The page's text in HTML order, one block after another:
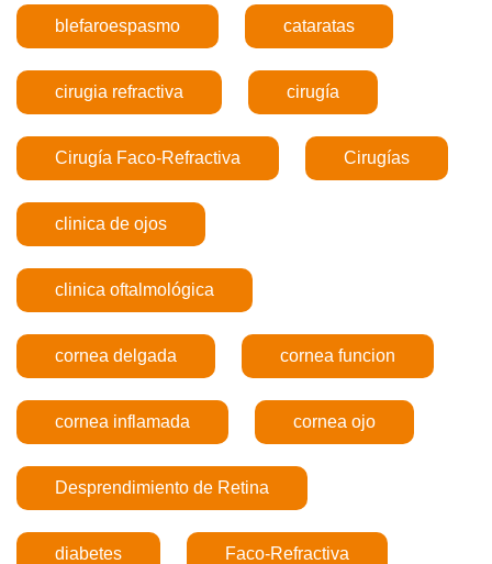
blefaroespasmo cataratas
cirugia refractiva cirugía
Cirugía Faco-Refractiva Cirugías
clinica de ojos
clinica oftalmológica
cornea delgada cornea funcion
cornea inflamada cornea ojo
Desprendimiento de Retina
diabetes Faco-Refractiva